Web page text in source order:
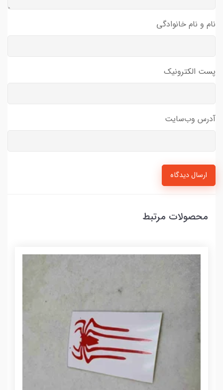
نام و نام خانوادگی
پست الکترونیک
آدرس وب‌سایت
ارسال دیدگاه
محصولات مرتبط